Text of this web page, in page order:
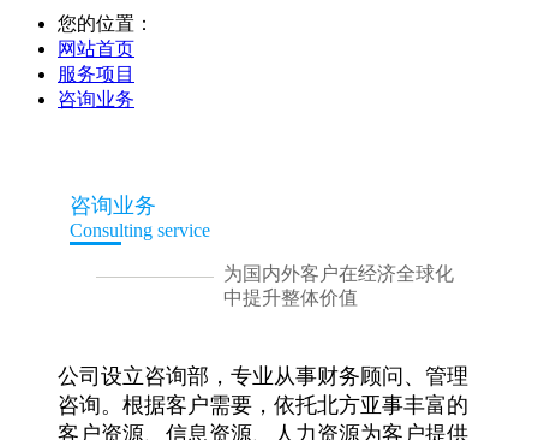
您的位置：
网站首页
服务项目
咨询业务
咨询业务
Consulting service
为国内外客户在经济全球化
中提升整体价值
公司设立咨询部，专业从事财务顾问、管理
咨询。根据客户需要，依托北方亚事丰富的
客户资源、信息资源、人力资源为客户提供